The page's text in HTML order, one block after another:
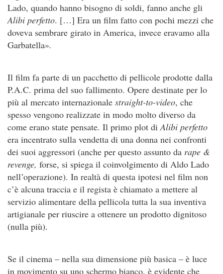
Lado, quando hanno bisogno di soldi, fanno anche gli
Alibi perfetto. […] Era un film fatto con pochi mezzi che
doveva sembrare girato in America, invece eravamo alla
Garbatella».
Il film fa parte di un pacchetto di pellicole prodotte dalla
P.A.C. prima del suo fallimento. Opere destinate per lo
più al mercato internazionale straight-to-video, che
spesso vengono realizzate in modo molto diverso da
come erano state pensate. Il primo plot diAlibi perfetto
era incentrato sulla vendetta di una donna nei confronti
dei suoi aggressori (anche per questo assunto da rape &
revenge, forse, si spiega il coinvolgimento di Aldo Lado
nell’operazione). In realtà di questa ipotesi nel film non
c’è alcuna traccia e il regista è chiamato a mettere al
servizio alimentare della pellicola tutta la sua inventiva
artigianale per riuscire a ottenere un prodotto dignitoso
(nulla più).
Se il cinema – nella sua dimensione più basica – è luce
in movimento su uno schermo bianco, è evidente che